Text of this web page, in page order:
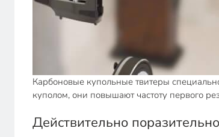
Карбоновые купольные твитеры
куполом, они повышают частоту первого
Действительно